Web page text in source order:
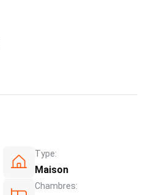
Type:
Maison
Chambres: